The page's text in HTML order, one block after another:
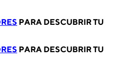
PARA DESCUBRIR TU
PARA DESCUBRIR TU